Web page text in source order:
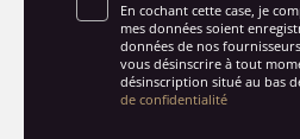
En cochant cette case, je
mes données soient
données de nos
vous désinscrire à tout
désinscription situé au bas
de confidentialité